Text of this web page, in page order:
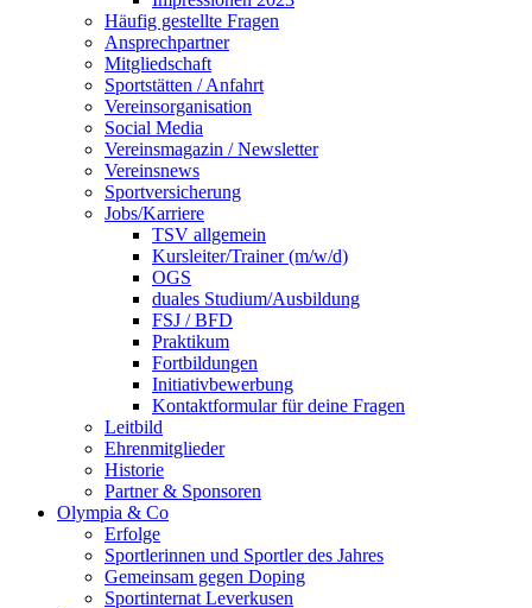
Häufig gestellte Fragen
Ansprechpartner
Mitgliedschaft
Sportstätten / Anfahrt
Vereinsorganisation
Social Media
Vereinsmagazin / Newsletter
Vereinsnews
Sportversicherung
Jobs/Karriere
TSV allgemein
Kursleiter/Trainer (m/w/d)
OGS
duales Studium/Ausbildung
FSJ / BFD
Praktikum
Fortbildungen
Initiativbewerbung
Kontaktformular für deine Fragen
Leitbild
Ehrenmitglieder
Historie
Partner & Sponsoren
Olympia & Co
Erfolge
Sportlerinnen und Sportler des Jahres
Gemeinsam gegen Doping
Sportinternat Leverkusen